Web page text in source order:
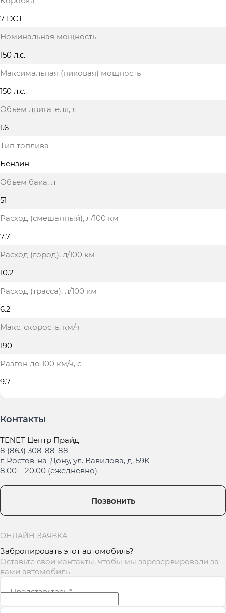
7 DCT
Номинальная мощность
150 л.с.
Максимальная (пиковая) мощность
150 л.с.
Объем двигателя, л
1.6
Тип топлива
Бензин
Объем бака, л
51
Расход (смешанный), л/100 км
7.7
Расход (город), л/100 км
10.2
Расход (трасса), л/100 км
6.2
Макс. скорость, км/ч
190
Разгон до 100 км/ч, с
9.7
Контакты
TENET Центр Прайд
8 (863) 308-88-88
г. Ростов-на-Дону, ул. Вавилова, д. 59К
8.00 – 20.00 (ежедневно)
Позвонить
ОНЛАЙН-ЗАЯВКА
Забронировать этот автомобиль?
Оставьте свои контакты, чтобы мы зарезервировали за
вами автомобиль
Представьтесь*